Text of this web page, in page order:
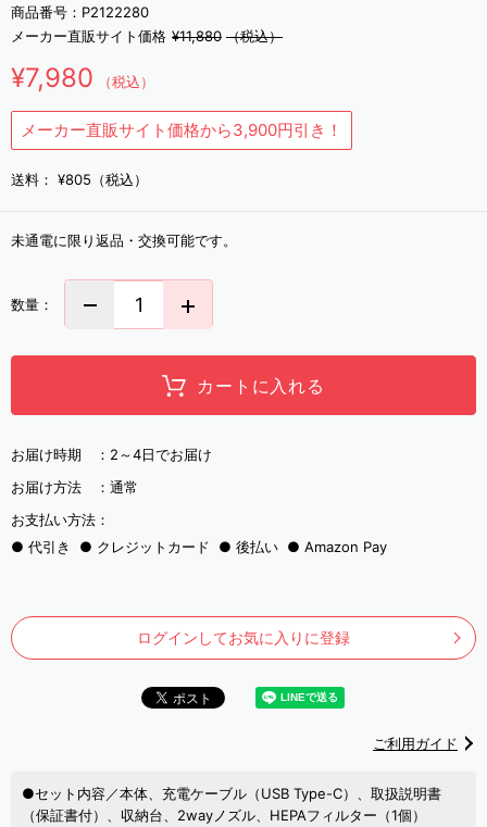
商品番号： P2122280
メーカー直販サイト価格 ¥11,880 （税込）
¥7,980 （税込）
メーカー直販サイト価格から3,900円引き！
送料： ¥805（税込）
未通電に限り返品・交換可能です。
数量：
カートに入れる
お届け時期 ： 2～4日でお届け
お届け方法 ： 通常
お支払い方法：
代引き
クレジットカード 後払い Amazon Pay
ログインしてお気に入りに登録
ご利用ガイド
●セット内容／本体、充電ケーブル（USB Type-C）、取扱説明書
（保証書付）、収納台、2wayノズル、HEPAフィルター（1個）